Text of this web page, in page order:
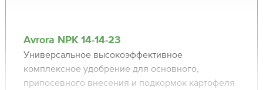
Avrora NPK 14⁠-14⁠-23
Универсальное высокоэффективное
комплексное удобрение для основного,
припосевного внесения и подкормок картофеля